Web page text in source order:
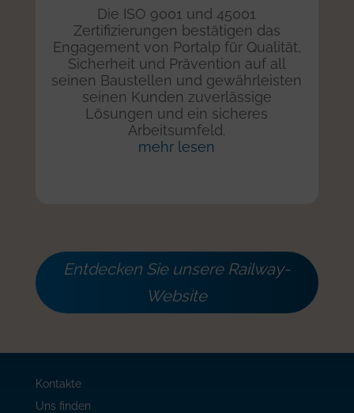
Die ISO 9001 und 45001
Zertifizierungen bestätigen das
Engagement von Portalp für Qualität,
Sicherheit und Prävention auf all
seinen Baustellen und gewährleisten
seinen Kunden zuverlässige
Lösungen und ein sicheres
Arbeitsumfeld.
mehr lesen
Entdecken Sie unsere Railway-
Website
Kontakte
Uns finden